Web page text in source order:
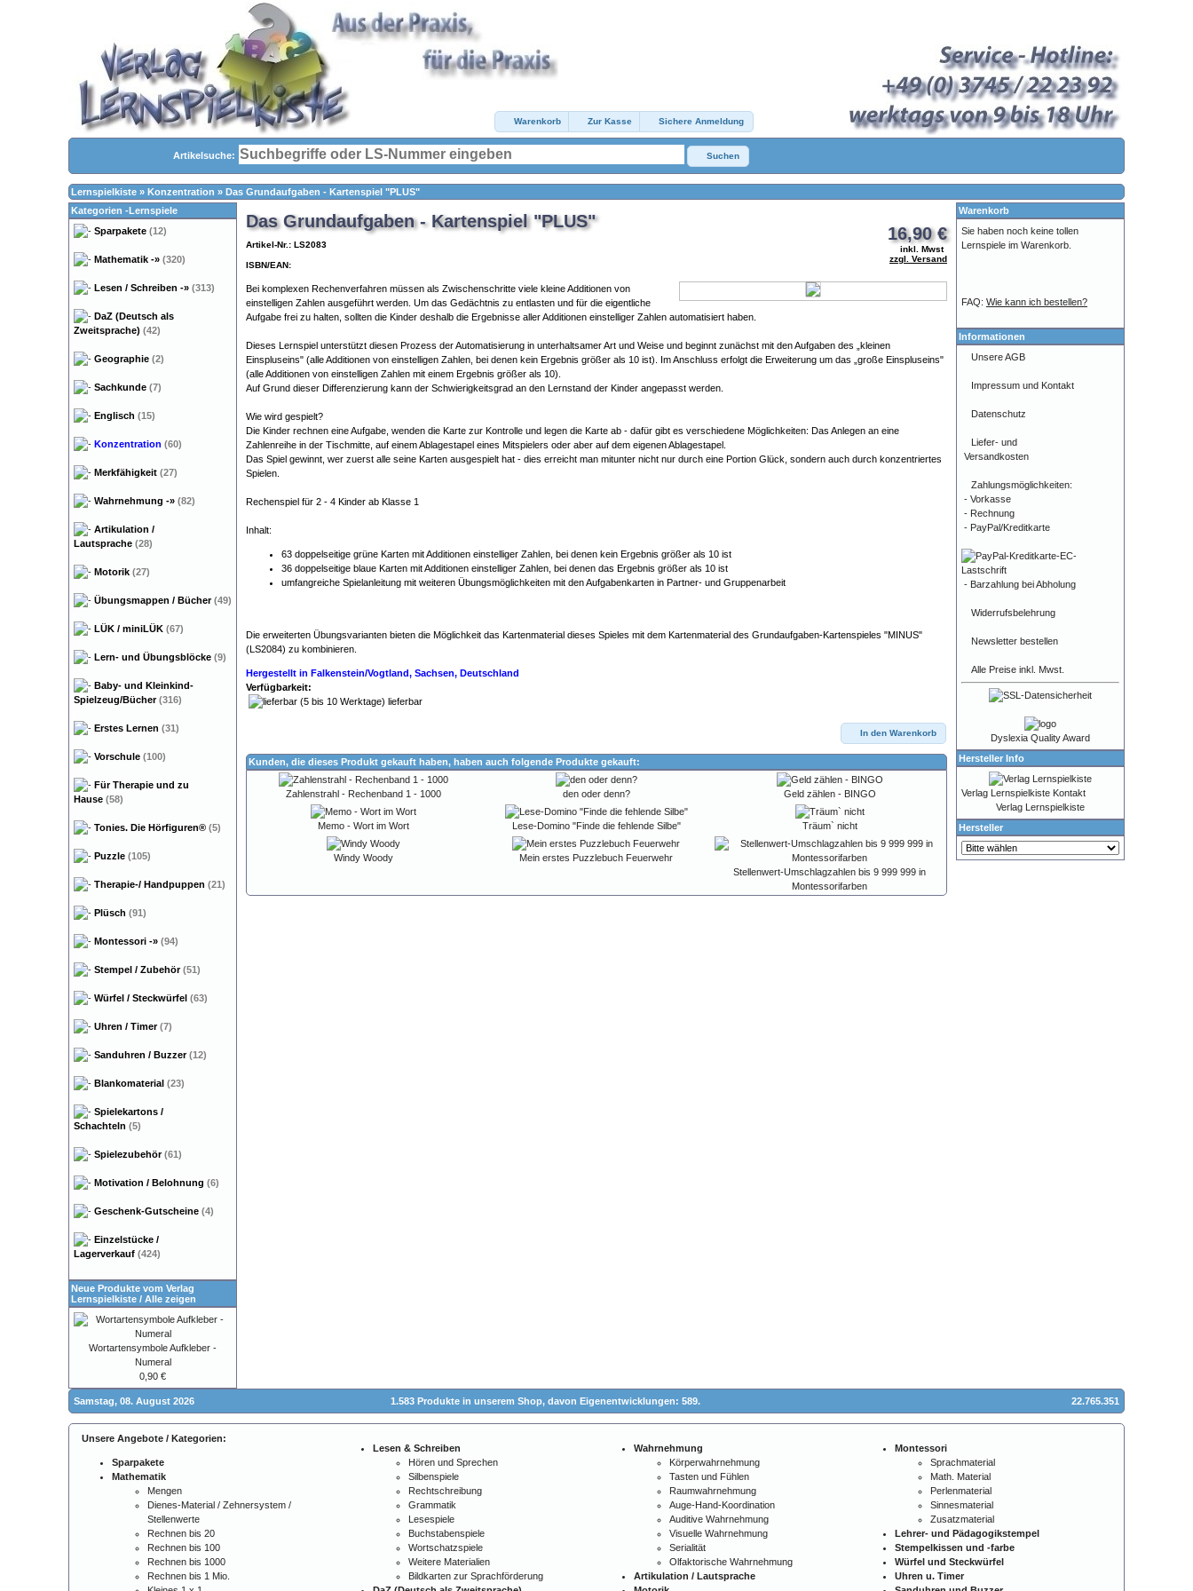
Warenkorb Zur Kasse Sichere Anmeldung
Artikelsuche: Suchen
Lernspielkiste » Konzentration » Das Grundaufgaben - Kartenspiel "PLUS"
16,90 €
inkl. Mwst
zzgl. Versand
Das Grundaufgaben - Kartenspiel "PLUS"
Artikel-Nr.: LS2083
ISBN/EAN:
Bei komplexen Rechenverfahren müssen als Zwischenschritte viele kleine Additionen von
einstelligen Zahlen ausgeführt werden. Um das Gedächtnis zu entlasten und für die eigentliche
Aufgabe frei zu halten, sollten die Kinder deshalb die Ergebnisse aller Additionen einstelliger Zahlen automatisiert haben.
Dieses Lernspiel unterstützt diesen Prozess der Automatisierung in unterhaltsamer Art und Weise und beginnt zunächst mit den Aufgaben des „kleinen
Einspluseins" (alle Additionen von einstelligen Zahlen, bei denen kein Ergebnis größer als 10 ist). Im Anschluss erfolgt die Erweiterung um das „große Einspluseins"
(alle Additionen von einstelligen Zahlen mit einem Ergebnis größer als 10).
Auf Grund dieser Differenzierung kann der Schwierigkeitsgrad an den Lernstand der Kinder angepasst werden.
Wie wird gespielt?
Die Kinder rechnen eine Aufgabe, wenden die Karte zur Kontrolle und legen die Karte ab - dafür gibt es verschiedene Möglichkeiten: Das Anlegen an eine
Zahlenreihe in der Tischmitte, auf einem Ablagestapel eines Mitspielers oder aber auf dem eigenen Ablagestapel.
Das Spiel gewinnt, wer zuerst alle seine Karten ausgespielt hat - dies erreicht man mitunter nicht nur durch eine Portion Glück, sondern auch durch konzentriertes
Spielen.
Rechenspiel für 2 - 4 Kinder ab Klasse 1
Inhalt:
63 doppelseitige grüne Karten mit Additionen einstelliger Zahlen, bei denen kein Ergebnis größer als 10 ist
36 doppelseitige blaue Karten mit Additionen einstelliger Zahlen, bei denen das Ergebnis größer als 10 ist
umfangreiche Spielanleitung mit weiteren Übungsmöglichkeiten mit den Aufgabenkarten in Partner- und Gruppenarbeit
Die erweiterten Übungsvarianten bieten die Möglichkeit das Kartenmaterial dieses Spieles mit dem Kartenmaterial des Grundaufgaben-Kartenspieles "MINUS"
(LS2084) zu kombinieren.
Hergestellt in Falkenstein/Vogtland, Sachsen, Deutschland
Verfügbarkeit:
lieferbar
In den Warenkorb
Kunden, die dieses Produkt gekauft haben, haben auch folgende Produkte gekauft:
Zahlenstrahl - Rechenband 1 - 1000 den oder denn? Geld zählen - BINGO
Memo - Wort im Wort Lese-Domino "Finde die fehlende Silbe" Träum` nicht
Windy Woody
Mein erstes Puzzlebuch Feuerwehr
Stellenwert-Umschlagzahlen bis 9 999 999 in
Montessorifarben
Kategorien -Lernspiele
Sparpakete (12)
Mathematik -» (320)
Lesen / Schreiben -» (313)
DaZ (Deutsch als
Zweitsprache) (42)
Geographie (2)
Sachkunde (7)
Englisch (15)
Konzentration (60)
Merkfähigkeit (27)
Wahrnehmung -» (82)
Artikulation /
Lautsprache (28)
Motorik (27)
Übungsmappen / Bücher(49)
LÜK / miniLÜK (67)
Lern- und Übungsblöcke (9)
Baby- und Kleinkind-
Spielzeug/Bücher(316)
Erstes Lernen (31)
Vorschule (100)
Für Therapie und zu
Hause (58)
Tonies. Die Hörfiguren® (5)
Puzzle (105)
Therapie-/ Handpuppen (21)
Plüsch (91)
Montessori -» (94)
Stempel / Zubehör(51)
Würfel / Steckwürfel (63)
Uhren / Timer(7)
Sanduhren / Buzzer(12)
Blankomaterial (23)
Spielekartons /
Schachteln (5)
Spielezubehör(61)
Motivation / Belohnung (6)
Geschenk-Gutscheine (4)
Einzelstücke /
Lagerverkauf (424)
Neue Produkte vom Verlag
Lernspielkiste / Alle zeigen
Wortartensymbole Aufkleber -
Numeral
0,90 €
Warenkorb
Sie haben noch keine tollen
Lernspiele im Warenkorb.
FAQ: Wie kann ich bestellen?
Informationen
Unsere AGB
Impressum und Kontakt
Datenschutz
Liefer- und
Versandkosten
Zahlungsmöglichkeiten:
- Vorkasse
- Rechnung
- PayPal/Kreditkarte
- Barzahlung bei Abholung
Widerrufsbelehrung
Newsletter bestellen
Alle Preise inkl. Mwst.
Dyslexia Quality Award
Hersteller Info
Verlag Lernspielkiste Kontakt
Verlag Lernspielkiste
Hersteller
Samstag, 08. August 2026 1.583 Produkte in unserem Shop, davon Eigenentwicklungen: 589. 22.765.351
Unsere Angebote / Kategorien:
Sparpakete
Mathematik
Mengen
Dienes-Material / Zehnersystem /
Stellenwerte
Rechnen bis 20
Rechnen bis 100
Rechnen bis 1000
Rechnen bis 1 Mio.
Lesen & Schreiben
Hören und Sprechen
Silbenspiele
Rechtschreibung
Grammatik
Lesespiele
Buchstabenspiele
Wortschatzspiele
Weitere Materialien
Bildkarten zur Sprachförderung
Wahrnehmung
Körperwahrnehmung
Tasten und Fühlen
Raumwahrnehmung
Auge-Hand-Koordination
Auditive Wahrnehmung
Visuelle Wahrnehmung
Serialität
Olfaktorische Wahrnehmung
Artikulation / Lautsprache
Montessori
Sprachmaterial
Math. Material
Perlenmaterial
Sinnesmaterial
Zusatzmaterial
Lehrer- und Pädagogikstempel
Stempelkissen und -farbe
Würfel und Steckwürfel
Uhren u. Timer